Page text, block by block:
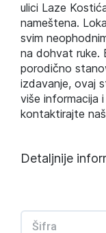
ulici Laze
nameštena.
svim
na dohvat ruke.
porodično
izdavanje, ovaj
više informacija
kontaktirajte
Detaljnije
Šifra